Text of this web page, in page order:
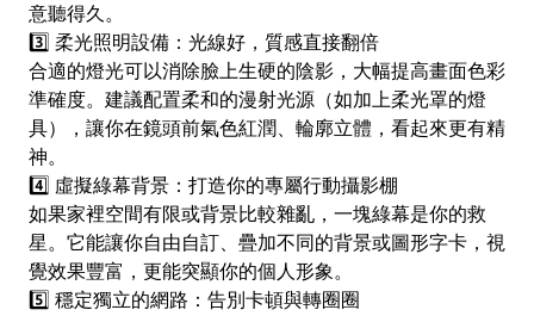
意聽得久。
​3️⃣ 柔光照明設備：光線好，質感直接翻倍
​合適的燈光可以消除臉上生硬的陰影，大幅提高畫面色彩
準確度。建議配置柔和的漫射光源（如加上柔光罩的燈
具），讓你在鏡頭前氣色紅潤、輪廓立體，看起來更有精
神。
​4️⃣ 虛擬綠幕背景：打造你的專屬行動攝影棚
​如果家裡空間有限或背景比較雜亂，一塊綠幕是你的救
星。它能讓你自由自訂、疊加不同的背景或圖形字卡，視
覺效果豐富，更能突顯你的個人形象。
​5️⃣ 穩定獨立的網路：告別卡頓與轉圈圈